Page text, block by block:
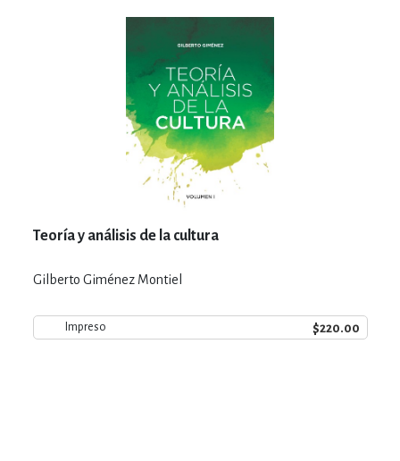
Teoría y análisis de la cultura
Gilberto Giménez Montiel
Impreso $220.00